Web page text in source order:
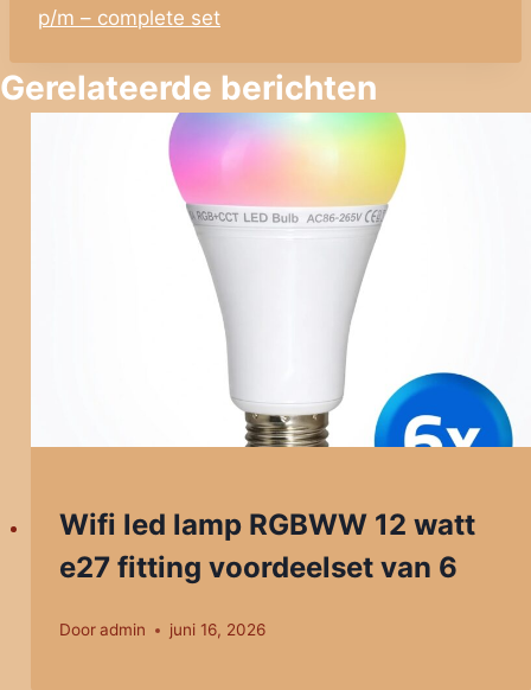
p/m – complete set
Gerelateerde berichten
Wifi led lamp RGBWW 12 watt
e27 fitting voordeelset van 6
Door admin juni 16, 2026